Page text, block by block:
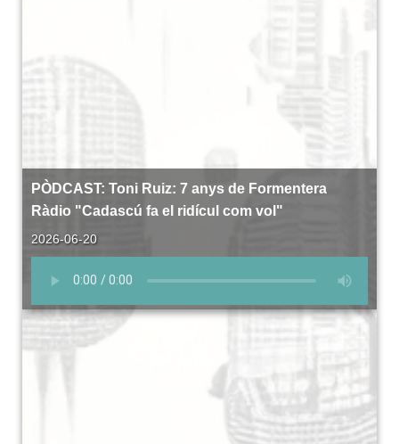
PÒDCAST: Toni Ruiz: 7 anys de Formentera
Ràdio "Cadascú fa el ridícul com vol"
2026-06-20